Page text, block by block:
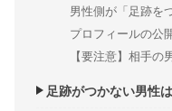
男性側が「足跡を
プロフィールの公
【要注意】相手
足跡がつかない男性